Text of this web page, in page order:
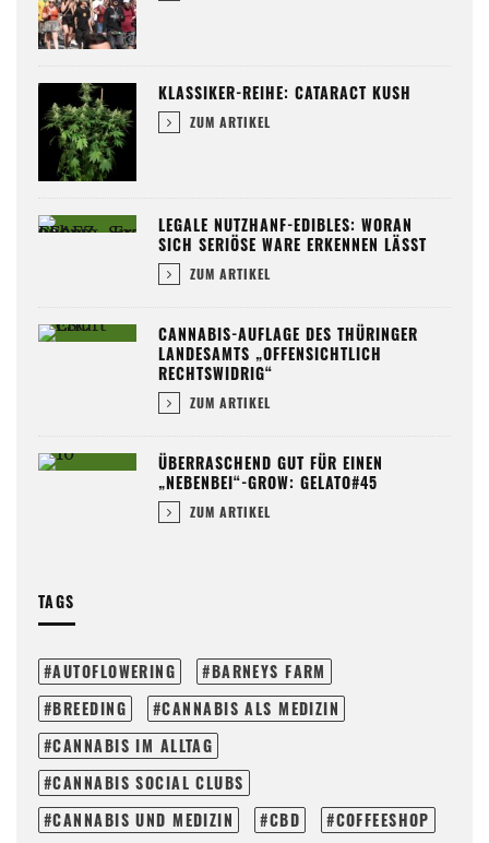
KLASSIKER-REIHE: CATARACT KUSH
ZUM ARTIKEL
LEGALE NUTZHANF-EDIBLES: WORAN
SICH SERIÖSE WARE ERKENNEN LÄSST
ZUM ARTIKEL
CANNABIS-AUFLAGE DES THÜRINGER
LANDESAMTS „OFFENSICHTLICH
RECHTSWIDRIG“
ZUM ARTIKEL
ÜBERRASCHEND GUT FÜR EINEN
„NEBENBEI“-GROW: GELATO#45
ZUM ARTIKEL
TAGS
AUTOFLOWERING
BARNEYS FARM
BREEDING
CANNABIS ALS MEDIZIN
CANNABIS IM ALLTAG
CANNABIS SOCIAL CLUBS
CANNABIS UND MEDIZIN
CBD
COFFEESHOP